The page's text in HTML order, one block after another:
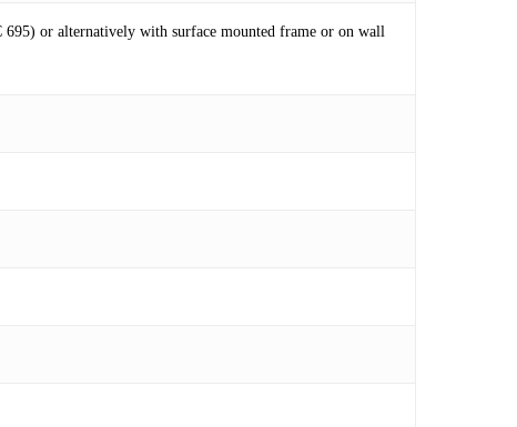
or alternatively with surface mounted frame or on wall